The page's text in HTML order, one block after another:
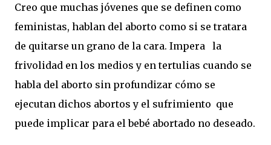
Creo que muchas jóvenes que se definen como
feministas, hablan del aborto como si se tratara
de quitarse un grano de la cara. Impera la
frivolidad en los medios y en tertulias cuando se
habla del aborto sin profundizar cómo se
ejecutan dichos abortos y el sufrimiento que
puede implicar para el bebé abortado no deseado.